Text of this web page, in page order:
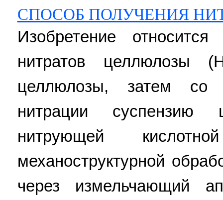
СПОСОБ ПОЛУЧЕНИЯ
Изобретение
нитратов целлюлозы
целлюлозы, затем со
нитрации суспензию
нитрующей
механоструктурной
через измельчающий